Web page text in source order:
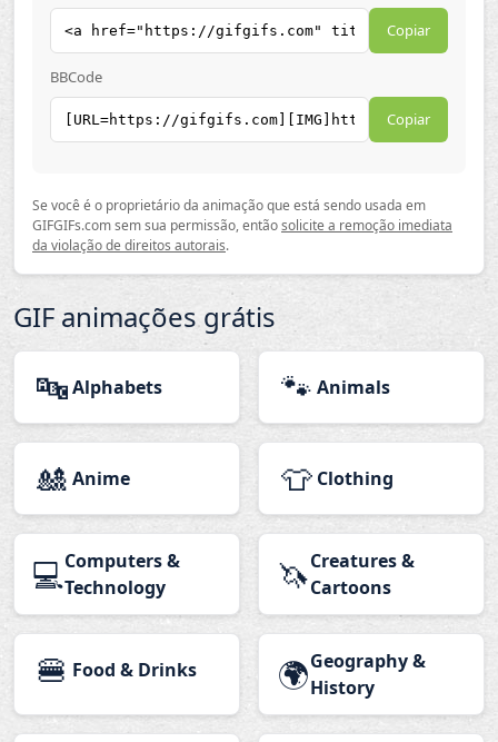
Copiar
BBCode
Copiar
Se você é o proprietário da animação que está sendo usada em
GIFGIFs.com sem sua permissão, entãosolicite a remoção imediata
da violação de direitos autorais.
GIF animações grátis
🔤Alphabets 🐾 Animals
🎎 Anime 👕 Clothing
💻Computers &
Technology
🦄Creatures &
Cartoons
🍔 Food & Drinks 🌍Geography &
History